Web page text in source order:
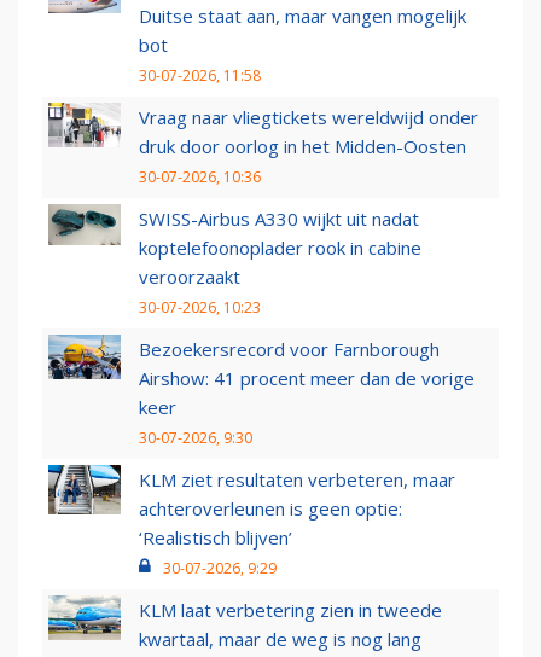
Duitse staat aan, maar vangen mogelijk
bot
30-07-2026, 11:58
Vraag naar vliegtickets wereldwijd onder
druk door oorlog in het Midden-Oosten
30-07-2026, 10:36
SWISS-Airbus A330 wijkt uit nadat
koptelefoonoplader rook in cabine
veroorzaakt
30-07-2026, 10:23
Bezoekersrecord voor Farnborough
Airshow: 41 procent meer dan de vorige
keer
30-07-2026, 9:30
KLM ziet resultaten verbeteren, maar
achteroverleunen is geen optie:
‘Realistisch blijven’
30-07-2026, 9:29
KLM laat verbetering zien in tweede
kwartaal, maar de weg is nog lang